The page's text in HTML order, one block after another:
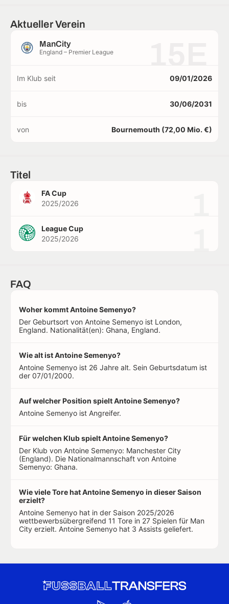
Aktueller Verein
ManCity
England – Premier League
Im Klub seit 09/01/2026
bis 30/06/2031
von Bournemouth (72,00 Mio. €)
Titel
FA Cup
2025/2026
League Cup
2025/2026
FAQ
Woher kommt Antoine Semenyo?
Der Geburtsort von Antoine Semenyo ist London,
England. Nationalität(en): Ghana, England.
Wie alt ist Antoine Semenyo?
Antoine Semenyo ist 26 Jahre alt. Sein Geburtsdatum ist
der 07/01/2000.
Auf welcher Position spielt Antoine Semenyo?
Antoine Semenyo ist Angreifer.
Für welchen Klub spielt Antoine Semenyo?
Der Klub von Antoine Semenyo: Manchester City
(England). Die Nationalmannschaft von Antoine
Semenyo: Ghana.
Wie viele Tore hat Antoine Semenyo in dieser Saison
erzielt?
Antoine Semenyo hat in der Saison 2025/2026
wettbewerbsübergreifend 11 Tore in 27 Spielen für Man
City erzielt. Antoine Semenyo hat 3 Assists geliefert.